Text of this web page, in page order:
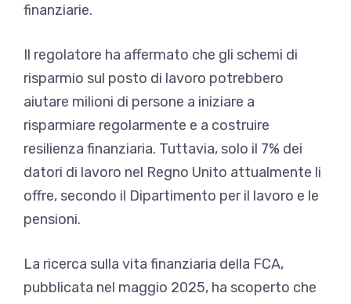
finanziarie.
Il regolatore ha affermato che gli schemi di
risparmio sul posto di lavoro potrebbero
aiutare milioni di persone a iniziare a
risparmiare regolarmente e a costruire
resilienza finanziaria. Tuttavia, solo il 7% dei
datori di lavoro nel Regno Unito attualmente li
offre, secondo il Dipartimento per il lavoro e le
pensioni.
La ricerca sulla vita finanziaria della FCA,
pubblicata nel maggio 2025, ha scoperto che